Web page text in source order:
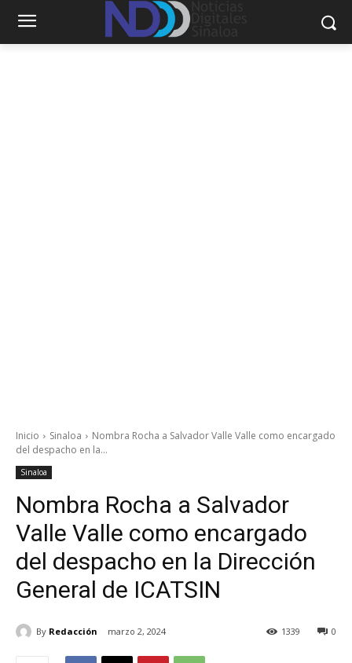
Inicio Sinaloa
Nombra Rocha a Salvador Valle Valle como encargado
del despacho en la...
Sinaloa
Nombra Rocha a Salvador
Valle Valle como encargado
del despacho en la Dirección
General de ICATSIN
By Redacción marzo 2, 2024 0
1339